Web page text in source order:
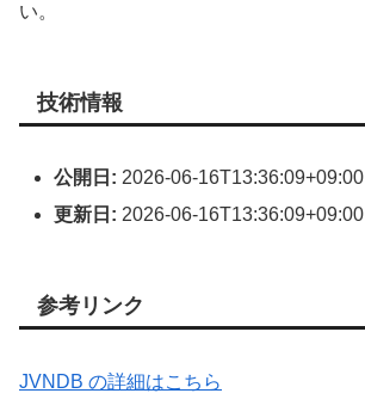
い。
技術情報
公開日: 2026-06-16T13:36:09+09:00
更新日: 2026-06-16T13:36:09+09:00
参考リンク
JVNDB の詳細はこちら